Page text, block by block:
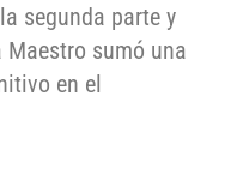
segunda parte y
sumó una
en el